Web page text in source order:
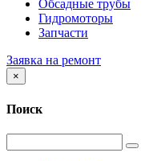
Обсадные трубы
Гидромоторы
Запчасти
Заявка на ремонт
×
Поиск